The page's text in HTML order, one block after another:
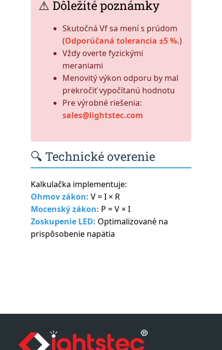
⚠ Dôležité poznámky
Skutočná Vf sa mení s prúdom
(Odporúčaná tolerancia ±5 %.)
Vždy overte fyzickými
meraniami
Menovitý výkon odporu by mal
prekročiť vypočítanú hodnotu
Pre výrobné riešenia:
sales@lightstec.com
🔍 Technické overenie
Kalkulačka implementuje:
Ohmov zákon: V = I × R
Mocenský zákon: P = V × I
Zoskupenie LED: Optimalizované na
prispôsobenie napätia